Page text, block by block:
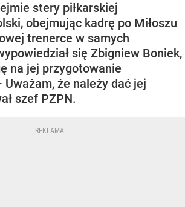
stery piłkarskiej
obejmując kadrę po Miłoszu
trenerce w samych
się Zbigniew Boniek,
na jej przygotowanie
że należy dać jej
szef PZPN.